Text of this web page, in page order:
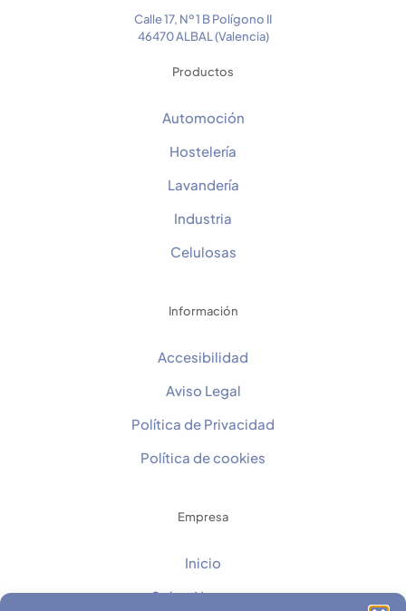
Calle 17, Nº 1 B Polígono II
46470 ALBAL (Valencia)
Productos
Automoción
Hostelería
Lavandería
Industria
Celulosas
Información
Accesibilidad
Aviso Legal
Política de Privacidad
Política de cookies
Empresa
Inicio
Sobre Nosotros